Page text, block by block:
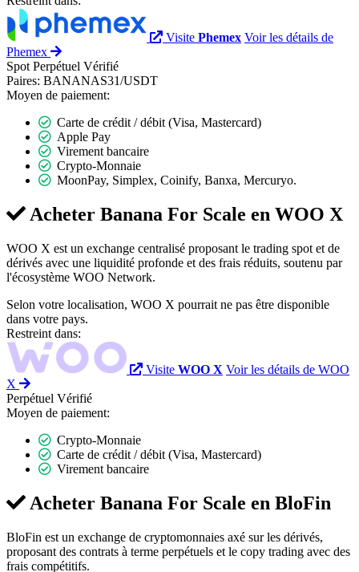
Visite Phemex Voir les détails de
Phemex
Spot Perpétuel Vérifié
Paires: BANANAS31/USDT
Moyen de paiement:
Carte de crédit / débit (Visa, Mastercard)
Apple Pay
Virement bancaire
Crypto-Monnaie
MoonPay, Simplex, Coinify, Banxa, Mercuryo.
Acheter Banana For Scale en WOO X
WOO X est un exchange centralisé proposant le trading spot et de
dérivés avec une liquidité profonde et des frais réduits, soutenu par
l'écosystème WOO Network.
Selon votre localisation, WOO X pourrait ne pas être disponible
dans votre pays.
Restreint dans:
Visite WOO X Voir les détails de WOO
X
Perpétuel Vérifié
Moyen de paiement:
Crypto-Monnaie
Carte de crédit / débit (Visa, Mastercard)
Virement bancaire
Acheter Banana For Scale en BloFin
BloFin est un exchange de cryptomonnaies axé sur les dérivés,
proposant des contrats à terme perpétuels et le copy trading avec des
frais compétitifs.